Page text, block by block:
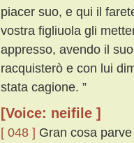
piacer suo, e qui il
vostra figliuola gli
appresso, avendo il
racquisterò e con lui
stata cagione. ”
[Voice: neifile ]
[ 048 ] Gran cosa